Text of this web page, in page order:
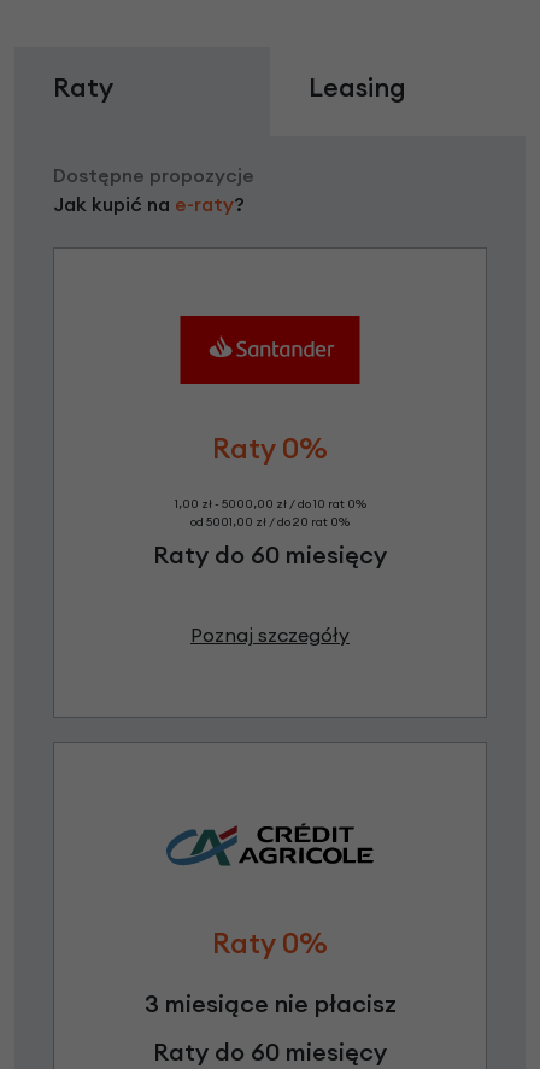
Raty Leasing
Dostępne propozycje
Jak kupić na e-raty?
Raty 0%
1,00 zł - 5000,00 zł / do 10 rat 0%
od 5001,00 zł / do 20 rat 0%
Raty do 60 miesięcy
Poznaj szczegóły
Raty 0%
3 miesiące nie płacisz
Raty do 60 miesięcy